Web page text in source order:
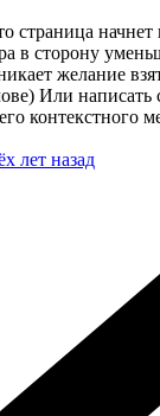
страница начнет
в сторону
желание
Или написать
контекстного
лет назад